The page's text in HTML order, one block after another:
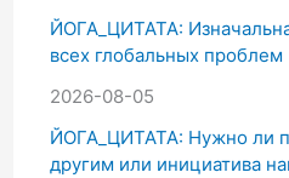
ЙОГА_ЦИТАТА:
всех глобальных проблем
2026-08-05
ЙОГА_ЦИТАТА: Нужно ли
другим или инициатива